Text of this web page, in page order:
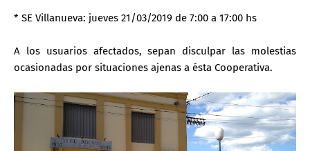
* SE Villanueva: jueves 21/03/2019 de 7:00 a 17:00 hs
A los usuarios afectados, sepan disculpar las molestias
ocasionadas por situaciones ajenas a ésta Cooperativa.